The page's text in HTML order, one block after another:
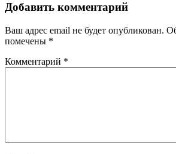
Добавить комментарий
Ваш адрес email не будет опубликован.
помечены *
Комментарий *